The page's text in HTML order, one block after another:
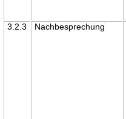
3.2.3
Nachbesprechung